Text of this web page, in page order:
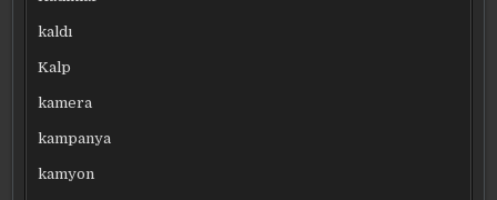
kaldı
Kalp
kamera
kampanya
kamyon